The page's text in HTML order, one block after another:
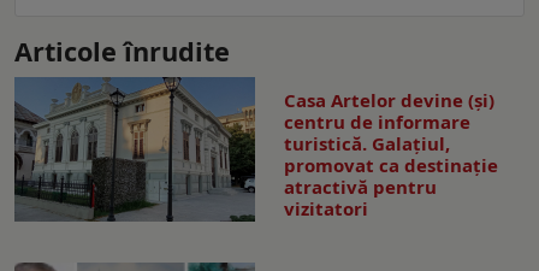
Articole înrudite
Casa Artelor devine (şi)
centru de informare
turistică. Galaţiul,
promovat ca destinaţie
atractivă pentru
vizitatori